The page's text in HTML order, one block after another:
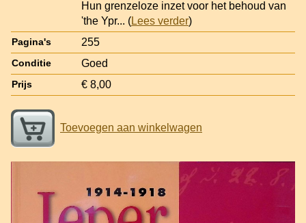
Hun grenzeloze inzet voor het behoud van
'the Ypr... (Lees verder)
Pagina's 255
Conditie Goed
Prijs € 8,00
Toevoegen aan winkelwagen